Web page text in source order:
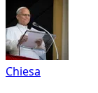
Chiesa